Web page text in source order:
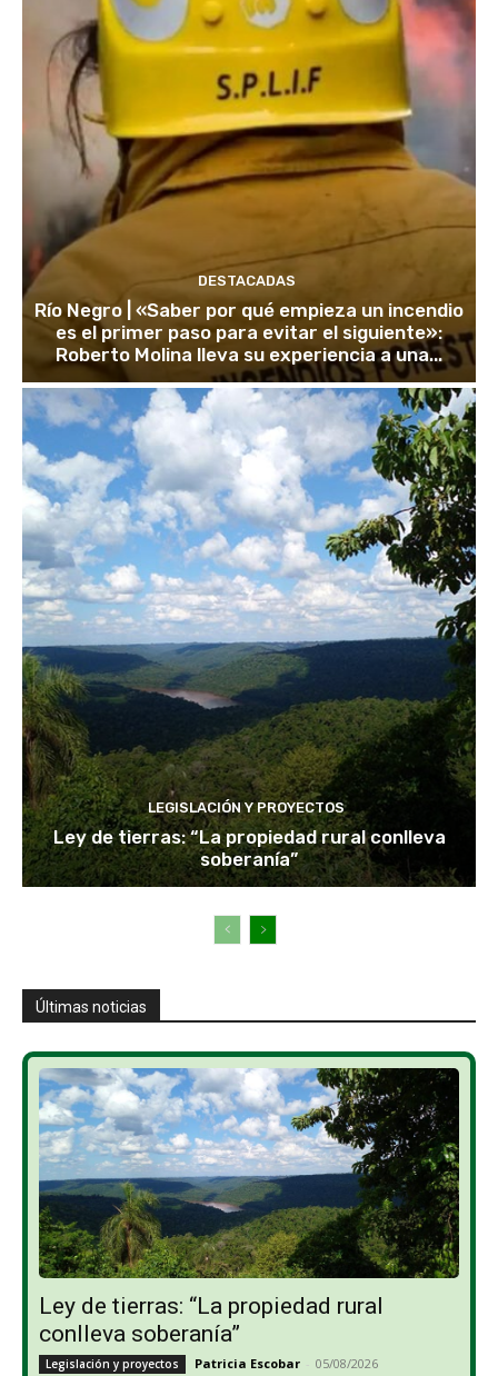
DESTACADAS
Río Negro | «Saber por qué empieza un incendio
es el primer paso para evitar el siguiente»:
Roberto Molina lleva su experiencia a una...
LEGISLACIÓN Y PROYECTOS
Ley de tierras: “La propiedad rural conlleva
soberanía”
Últimas noticias
Ley de tierras: “La propiedad rural
conlleva soberanía”
Legislación y proyectos Patricia Escobar - 05/08/2026